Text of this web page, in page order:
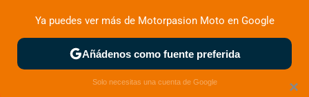
ZONA DE PRUEBAS DEPORTIVAS MOTOS ELÉCTRICAS
×
Ya puedes ver más de Motorpasion Moto en Google
Añádenos como fuente preferida
Solo necesitas una cuenta de Google